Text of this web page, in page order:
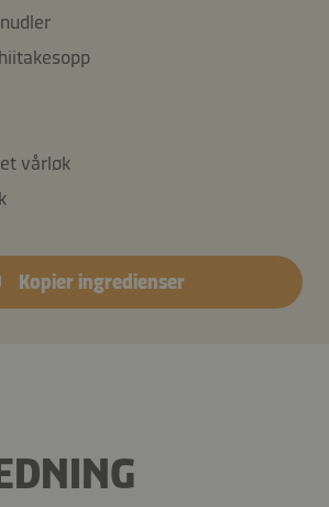
vårløk
Kopier ingredienser